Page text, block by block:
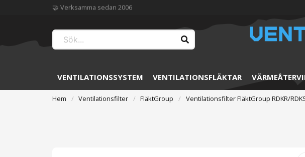
🏆 Störst på ventilation
VENTILATIONSSYSTEM VENTILATIONSFLÄKTAR
Hem Ventilationsfilter FläktGroup Ventilationsfilter FläktGroup RDKR/